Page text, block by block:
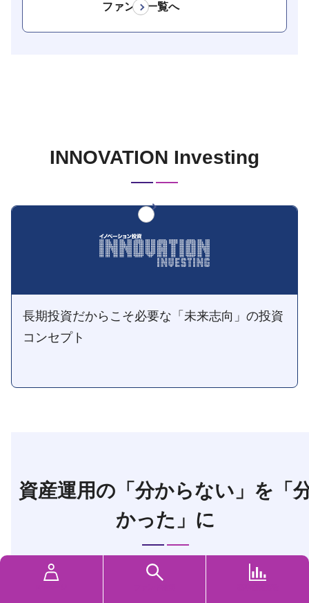
ファンド一覧へ
INNOVATION Investing
長期投資だからこそ必要な「未来志向」の投資
コンセプト
資産運用の「分からない」を「
かった」に
はじめ方が分からない、これでいいのか分からないなど